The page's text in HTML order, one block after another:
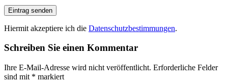
Hiermit akzeptiere ich die Datenschutzbestimmungen.
Schreiben Sie einen Kommentar
Ihre E-Mail-Adresse wird nicht veröffentlicht. Erforderliche Felder
sind mit * markiert